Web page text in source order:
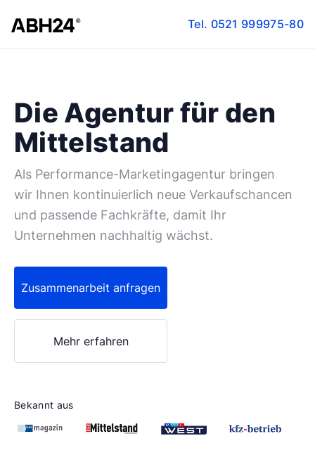
Tel. 0521 999975-80
Die Agentur für den
Mittelstand
Als Performance-Marketingagentur bringen
wir Ihnen kontinuierlich neue Verkaufschancen
und passende Fachkräfte, damit Ihr
Unternehmen nachhaltig wächst.
Zusammenarbeit anfragen
Mehr erfahren
Bekannt aus